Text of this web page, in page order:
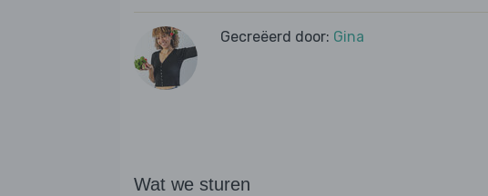
Gecreëerd door: Gina
Wat we sturen